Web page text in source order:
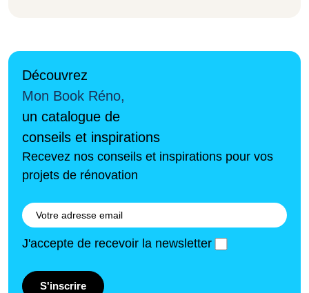
Découvrez
Mon Book Réno,
un catalogue de
conseils et inspirations
Recevez nos conseils et inspirations pour vos
projets de rénovation
J'accepte de recevoir la newsletter
S'inscrire